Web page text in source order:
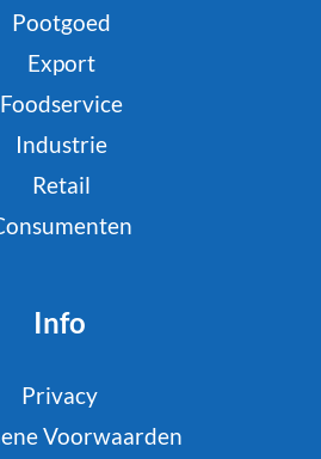
Pootgoed
Export
Foodservice
Industrie
Retail
Info
Privacy
Voorwaarden